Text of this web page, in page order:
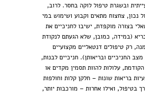
ובשגרת טיפול לוקה בחסר. לרוב,
נכון, צחצוח מתאים וקבוע ושימוש במי
בצורה מוקפדת, ישיבו לחניכיים את
(במידה, כמובן, שלא הגעתם לנקודת
רק טיפולים דנטאליים מקצועיים
החניכיים ובריאותן). חניכיים לבנות,
עלולות להוות תסמין מקדים או
בריאות שונות – חלקן קלות וחולפות
בטיפול, ואילו אחרות – מורכבות יותר,